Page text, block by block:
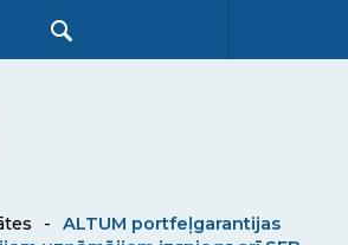
-
ALTUM portfeļgarantijas